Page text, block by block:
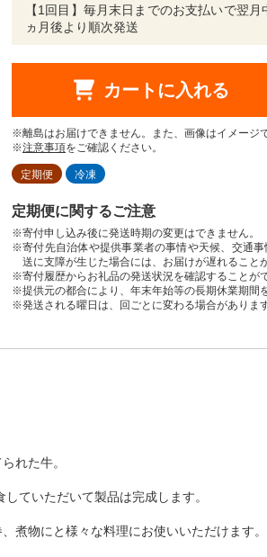
【1回目】毎月末日までのお支払いで翌
ヵ月後より順次発送
カートに入れる
※離島はお届けできません。また、画像はイメージ
※注意事項をご確認ください。
定期便 冷凍
定期便に関するご注意
※寄付申し込み後に発送時期の変更はできません。
※寄付先自治体や提供事業者の事情や天候、交通
送に支障が生じた場合には、お届けが遅れること
※寄付履歴からお礼品の発送状況を確認することが
※提供元の都合により、年末年始等の長期休業期間
※発送される曜日は、回ごとに変わる場合がありま
れた牛。
ていただいて製品は完成します。
煮物にと様々な料理にお使いいただけます。